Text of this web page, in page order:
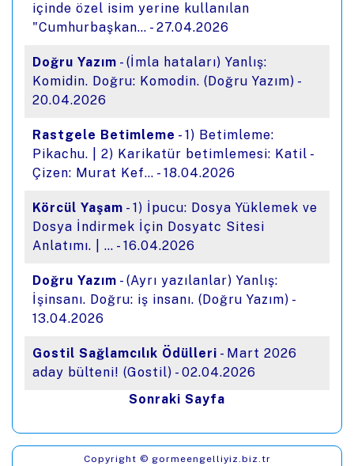
içinde özel isim yerine kullanılan
"Cumhurbaşkan… - 27.04.2026
Doğru Yazım - (İmla hataları) Yanlış:
Komidin. Doğru: Komodin. (Doğru Yazım) -
20.04.2026
Rastgele Betimleme - 1) Betimleme:
Pikachu. | 2) Karikatür betimlemesi: Katil -
Çizen: Murat Kef… - 18.04.2026
Körcül Yaşam - 1) İpucu: Dosya Yüklemek ve
Dosya İndirmek İçin Dosyatc Sitesi
Anlatımı. | … - 16.04.2026
Doğru Yazım - (Ayrı yazılanlar) Yanlış:
İşinsanı. Doğru: iş insanı. (Doğru Yazım) -
13.04.2026
Gostil Sağlamcılık Ödülleri - Mart 2026
aday bülteni! (Gostil) - 02.04.2026
Sonraki Sayfa
Copyright © gormeengelliyiz.biz.tr